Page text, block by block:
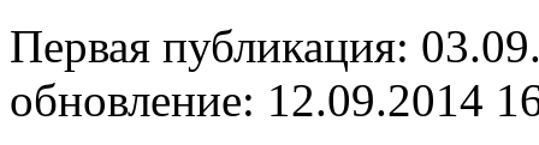
Первая публикация:
обновление: 12.09.2014